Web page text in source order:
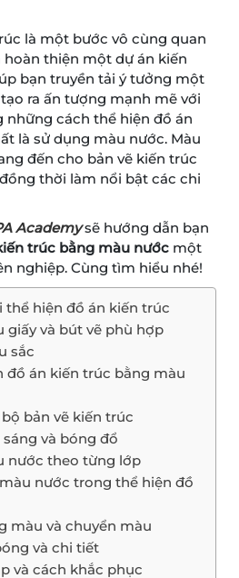
là một bước vô cùng quan
thiện một dự án kiến
bạn truyền tải ý tưởng một
ra ấn tượng mạnh mẽ với
những cách thể hiện đồ án
là sử dụng màu nước. Màu
đến cho bản vẽ kiến trúc
thời làm nổi bật các chi
Academysẽ hướng dẫn bạn
trúc bằng màu nước một
nghiệp. Cùng tìm hiểu nhé!
thể hiện đồ án kiến trúc
giấy và bút vẽ phù hợp
sắc
đồ án kiến trúc bằng màu
bản vẽ kiến trúc
và bóng đổ
nước theo từng lớp
nước trong thể hiện đồ
màu và chuyển màu
và chi tiết
và cách khắc phục